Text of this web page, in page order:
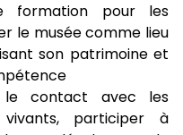
formation pour les
le musée comme lieu
son patrimoine et
le contact avec les
participer à